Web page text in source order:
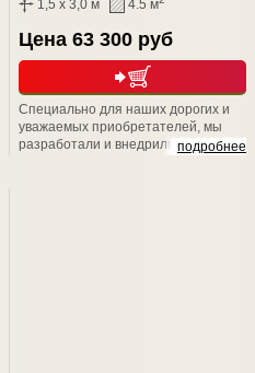
1,5 x 3,0 м 4.5 м
Цена 63 300 руб
подробнее
Специально для наших дорогих и
уважаемых приобретателей, мы
разработали и внедрили в жизнь